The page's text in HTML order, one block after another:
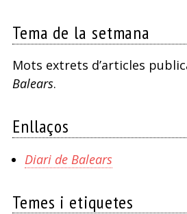
Tema de la setmana
Mots extrets d’articles
Balears.
Enllaços
Diari de Balears
Temes i etiquetes